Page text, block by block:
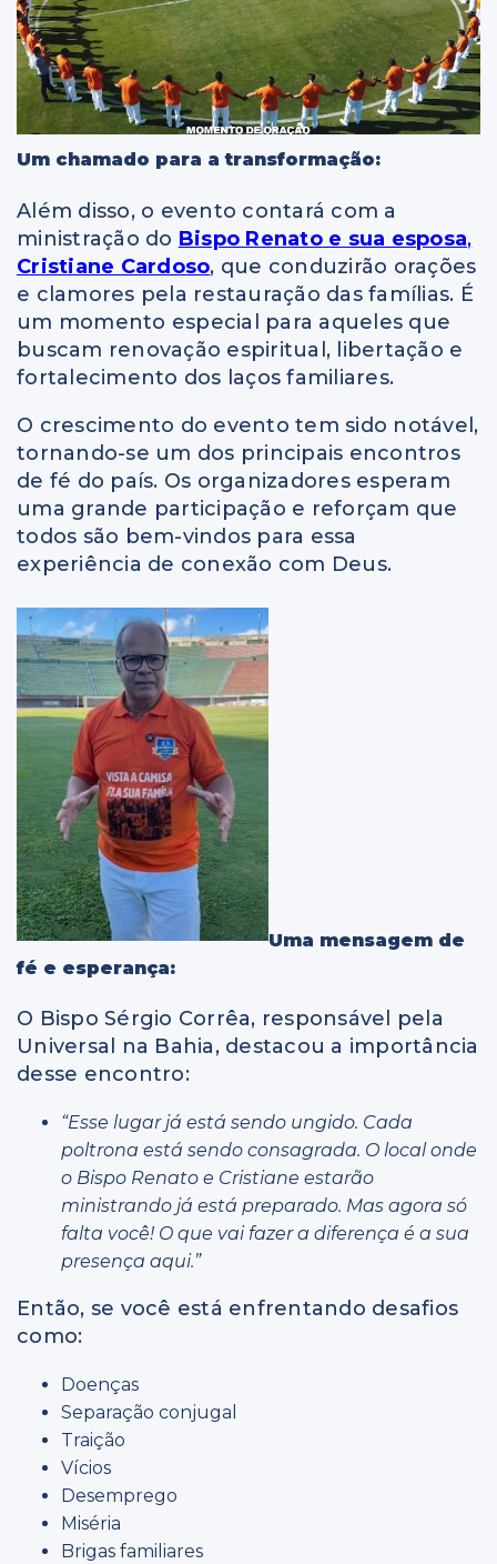
Um chamado para a transformação:
Além disso, o evento contará com a
ministração do Bispo Renato e sua esposa,
Cristiane Cardoso, que conduzirão orações
e clamores pela restauração das famílias. É
um momento especial para aqueles que
buscam renovação espiritual, libertação e
fortalecimento dos laços familiares.
O crescimento do evento tem sido notável,
tornando-se um dos principais encontros
de fé do país. Os organizadores esperam
uma grande participação e reforçam que
todos são bem-vindos para essa
experiência de conexão com Deus.
Uma mensagem de
fé e esperança:
O Bispo Sérgio Corrêa, responsável pela
Universal na Bahia, destacou a importância
desse encontro:
“Esse lugar já está sendo ungido. Cada
poltrona está sendo consagrada. O local onde
o Bispo Renato e Cristiane estarão
ministrando já está preparado. Mas agora só
falta você! O que vai fazer a diferença é a sua
presença aqui.”
Então, se você está enfrentando desafios
como:
Doenças
Separação conjugal
Traição
Vícios
Desemprego
Miséria
Brigas familiares